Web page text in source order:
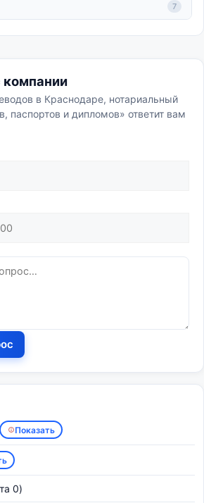
7
компании
в Краснодаре, нотариальный
паспортов и дипломов» ответит вам
Показать
0)